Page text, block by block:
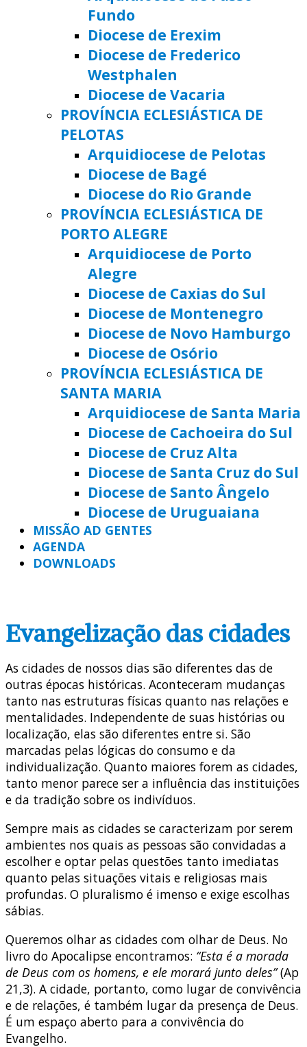
Fundo
Diocese de Erexim
Diocese de Frederico
Westphalen
Diocese de Vacaria
PROVÍNCIA ECLESIÁSTICA DE
PELOTAS
Arquidiocese de Pelotas
Diocese de Bagé
Diocese do Rio Grande
PROVÍNCIA ECLESIÁSTICA DE
PORTO ALEGRE
Arquidiocese de Porto
Alegre
Diocese de Caxias do Sul
Diocese de Montenegro
Diocese de Novo Hamburgo
Diocese de Osório
PROVÍNCIA ECLESIÁSTICA DE
SANTA MARIA
Arquidiocese de Santa Maria
Diocese de Cachoeira do Sul
Diocese de Cruz Alta
Diocese de Santa Cruz do Sul
Diocese de Santo Ângelo
Diocese de Uruguaiana
MISSÃO AD GENTES
AGENDA
DOWNLOADS
Evangelização das cidades
As cidades de nossos dias são diferentes das de
outras épocas históricas. Aconteceram mudanças
tanto nas estruturas físicas quanto nas relações e
mentalidades. Independente de suas histórias ou
localização, elas são diferentes entre si. São
marcadas pelas lógicas do consumo e da
individualização. Quanto maiores forem as cidades,
tanto menor parece ser a influência das instituições
e da tradição sobre os indivíduos.
Sempre mais as cidades se caracterizam por serem
ambientes nos quais as pessoas são convidadas a
escolher e optar pelas questões tanto imediatas
quanto pelas situações vitais e religiosas mais
profundas. O pluralismo é imenso e exige escolhas
sábias.
Queremos olhar as cidades com olhar de Deus. No
livro do Apocalipse encontramos: “Esta é a morada
de Deus com os homens, e ele morará junto deles”(Ap
21,3). A cidade, portanto, como lugar de convivência
e de relações, é também lugar da presença de Deus.
É um espaço aberto para a convivência do
Evangelho.